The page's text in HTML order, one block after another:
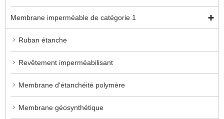
Membrane imperméable de catégorie 1
Ruban étanche
Revêtement imperméabilisant
Membrane d'étanchéité polymère
Membrane géosynthétique